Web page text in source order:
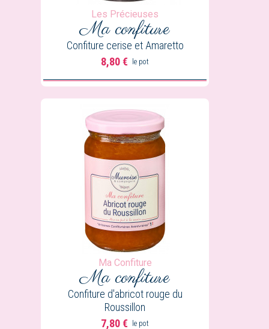
Les Précieuses
Ma confiture
Confiture cerise et Amaretto
Prix
8,80 € le pot
Ma Confiture
Ma confiture
Confiture d'abricot rouge du
Roussillon
7,80 € le pot